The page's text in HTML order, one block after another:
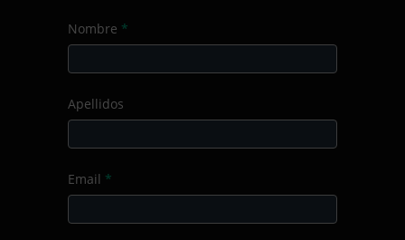
Nombre *
Apellidos
Email *